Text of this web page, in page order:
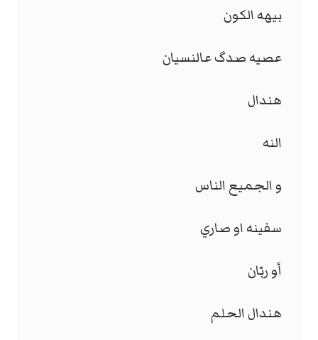
بيهه الكون
عصيه صدگ عالنسیان
هندال
النه
و الجميع الناس
سفينه او صاري
أو ربّان
هندال الحلم